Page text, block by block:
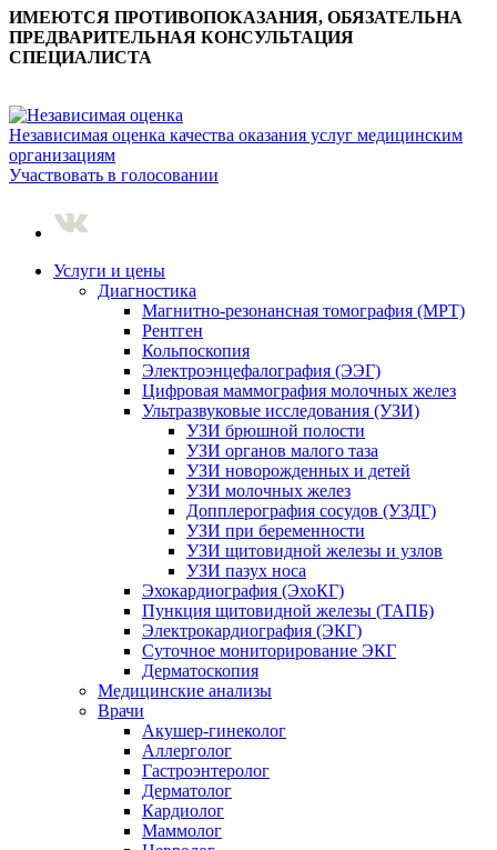
ИМЕЮТСЯ ПРОТИВОПОКАЗАНИЯ, ОБЯЗАТЕЛЬНА
ПРЕДВАРИТЕЛЬНАЯ КОНСУЛЬТАЦИЯ
СПЕЦИАЛИСТА
Независимая оценка качества оказания услуг медицинским
организациям
Участвовать в голосовании
Услуги и цены
Диагностика
Магнитно-резонансная томография (МРТ)
Рентген
Кольпоскопия
Электроэнцефалография (ЭЭГ)
Цифровая маммография молочных желез
Ультразвуковые исследования (УЗИ)
УЗИ брюшной полости
УЗИ органов малого таза
УЗИ новорожденных и детей
УЗИ молочных желез
Допплерография сосудов (УЗДГ)
УЗИ при беременности
УЗИ щитовидной железы и узлов
УЗИ пазух носа
Эхокардиография (ЭхоКГ)
Пункция щитовидной железы (ТАПБ)
Электрокардиография (ЭКГ)
Суточное мониторирование ЭКГ
Дерматоскопия
Медицинские анализы
Врачи
Акушер-гинеколог
Аллерголог
Гастроэнтеролог
Дерматолог
Кардиолог
Маммолог